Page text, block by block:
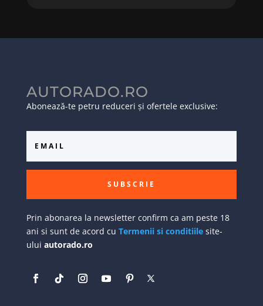
AUTORADO.RO
Abonează-te petru reduceri și ofertele exclusive:
SUBSCRIE
Prin abonarea la newsletter confirm ca am peste 18
ani si sunt de acord cu Termenii si conditiilesite-
ului autorado.ro